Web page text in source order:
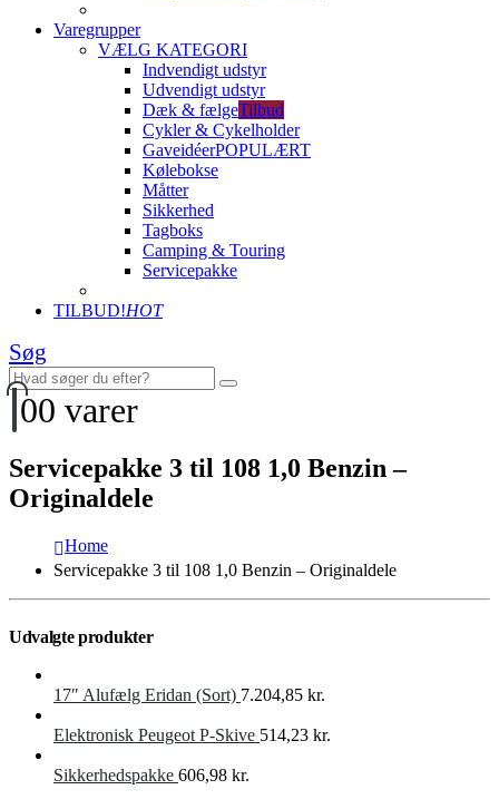
Varegrupper
VÆLG KATEGORI
Indvendigt udstyr
Udvendigt udstyr
Dæk & fælgeTilbud
Cykler & Cykelholder
GaveidéerPOPULÆRT
Kølebokse
Måtter
Sikkerhed
Tagboks
Camping & Touring
Servicepakke
TILBUD!HOT
Søg
00 varer
Servicepakke 3 til 108 1,0 Benzin –
Originaldele
Home
Servicepakke 3 til 108 1,0 Benzin – Originaldele
Udvalgte produkter
17″ Alufælg Eridan (Sort) 7.204,85 kr.
Elektronisk Peugeot P-Skive 514,23 kr.
Sikkerhedspakke 606,98 kr.